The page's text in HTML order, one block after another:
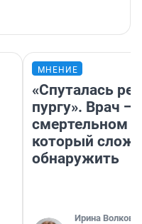
МНЕНИЕ
«Спуталась
пургу». Врач —
смертельном
который
обнаружить
Ирина Волкова